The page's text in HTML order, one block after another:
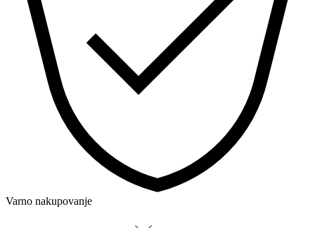
Varno nakupovanje